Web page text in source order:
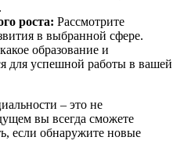
роста: Рассмотрите
в выбранной сфере.
образование и
для успешной работы в вашей
– это не
вы всегда сможете
если обнаружите новые